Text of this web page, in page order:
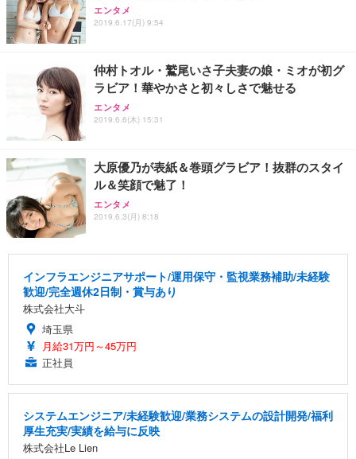
エンタメ
2019.6.17(月) 9:54
仲村トオル・鷲尾いさ子夫妻の娘・ミオが初グ
ラビア！華やかさと初々しさで魅せる
エンタメ
2019.6.6(木) 15:31
大原優乃が表紙＆巻頭グラビア！抜群のスタイ
ル＆笑顔で魅了！
エンタメ
2019.6.3(月) 8:18
インフラエンジニアサポート/運用保守・監視業務補助/未経験
歓迎/完全週休2日制・賞与あり
株式会社大斗
埼玉県
月給31万円～45万円
正社員
システムエンジニア/未経験歓迎/業務システムの設計開発/福利
厚生充実/実績を給与に反映
株式会社Le Lien